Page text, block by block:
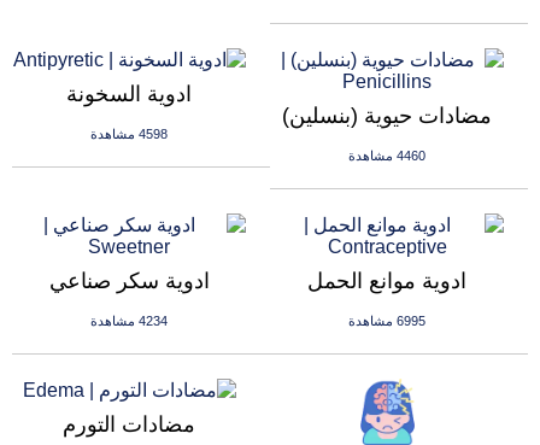
ادوية السخونة
4598 مشاهدة
مضادات حيوية (بنسلين)
4460 مشاهدة
ادوية سكر صناعي
4234 مشاهدة
ادوية موانع الحمل
6995 مشاهدة
مضادات التورم